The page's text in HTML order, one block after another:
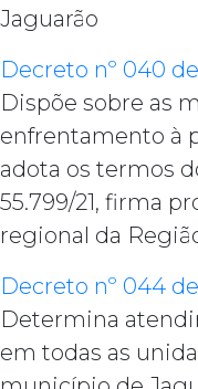
Jaguarão
Decreto nº 040
Dispõe sobre as
enfrentamento à
adota os termos
55.799/21, firma
regional da
Decreto nº 044
Determina
em todas as